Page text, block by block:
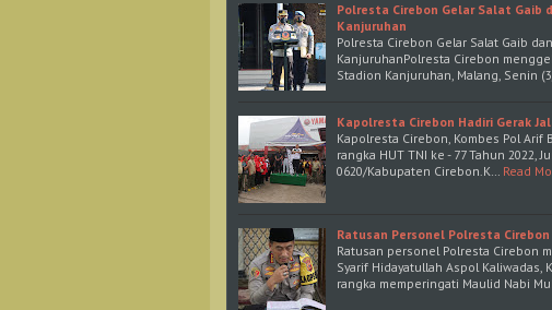
Polresta Cirebon Gelar Salat Gaib
Kanjuruhan
Polresta Cirebon Gelar Salat Gaib
KanjuruhanPolresta Cirebon
Stadion Kanjuruhan, Malang, Senin
Kapolresta Cirebon Hadiri Gerak
Kapolresta Cirebon, Kombes Pol Arif
rangka HUT TNI ke - 77 Tahun 2022,
0620/Kabupaten Cirebon.K… Read
Ratusan Personel Polresta
Ratusan personel Polresta Cirebon
Syarif Hidayatullah Aspol Kaliwadas,
rangka memperingati Maulid Nabi